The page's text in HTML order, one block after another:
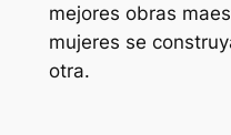
mejores obras
mujeres se
otra.